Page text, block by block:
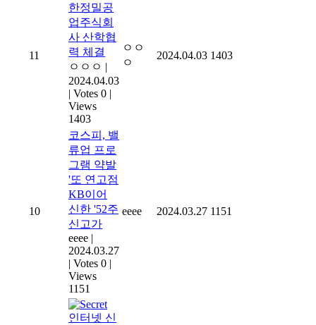
11
한정밀공
업주식회
사 산학협
력 체결
ㅇㅇㅇ |
2024.04.03
| Votes 0 |
Views
1403
ㅇㅇ
ㅇ
2024.04.03 1403
10
코스피, 밸
류업 프로
그램 약발
'또 연고점
KB이어
신한 '52주
신고가
eeee |
2024.03.27
| Votes 0 |
Views
1151
eeee 2024.03.27 1151
인터넷 신